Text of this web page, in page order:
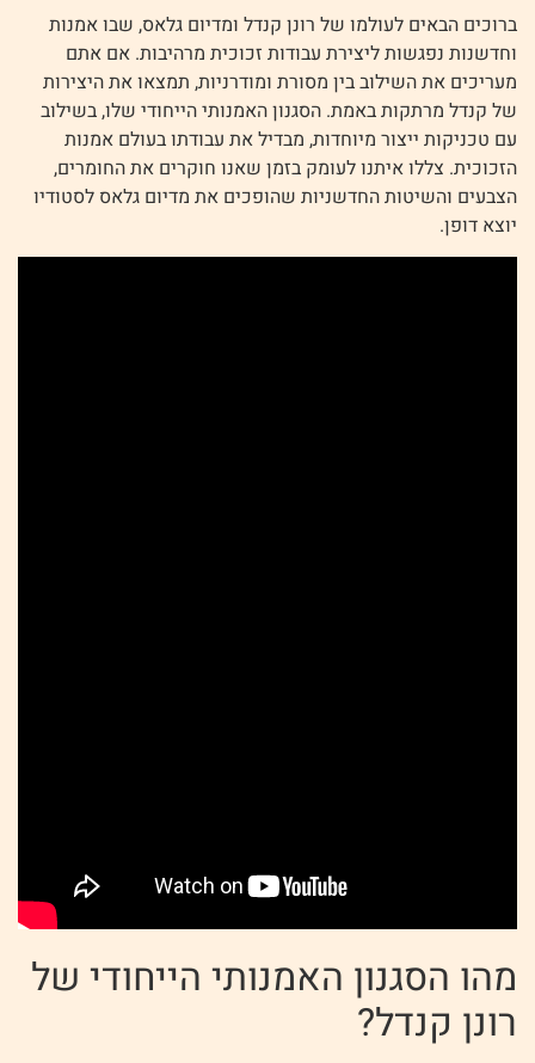
ברוכים הבאים לעולמו של רונן קנדל ומדיום גלאס, שבו אמנות
וחדשנות נפגשות ליצירת עבודות זכוכית מרהיבות. אם אתם
מעריכים את השילוב בין מסורת ומודרניות, תמצאו את היצירות
של קנדל מרתקות באמת. הסגנון האמנותי הייחודי שלו, בשילוב
עם טכניקות ייצור מיוחדות, מבדיל את עבודתו בעולם אמנות
הזכוכית. צללו איתנו לעומק בזמן שאנו חוקרים את החומרים,
הצבעים והשיטות החדשניות שהופכים את מדיום גלאס לסטודיו
יוצא דופן.
מהו הסגנון האמנותי הייחודי של
רונן קנדל?